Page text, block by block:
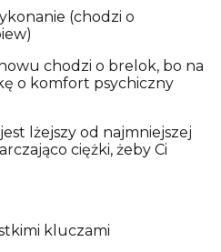
(chodzi o
chodzi o brelok, bo na
o komfort psychiczny
lżejszy od najmniejszej
ciężki, żeby Ci
kluczami